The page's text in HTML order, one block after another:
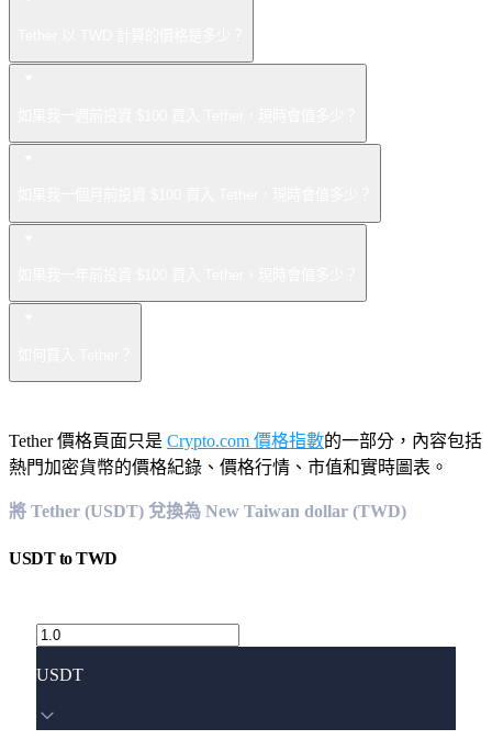
Tether 價格頁面只是 Crypto.com 價格指數的一部分，內容包括
熱門加密貨幣的價格紀錄、價格行情、市值和實時圖表。
將 Tether (USDT) 兌換為 New Taiwan dollar (TWD)
USDTtoTWD
USDT